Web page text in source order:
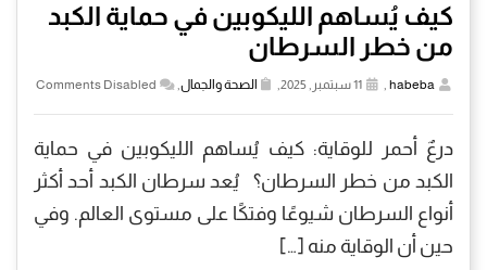
كيف يُساهم الليكوبين في حماية الكبد
من خطر السرطان
habeba
, الصحة والجمال,
Comments Disabled
درعٌ أحمر للوقاية: كيف يُساهم الليكوبين في حماية
الكبد من خطر السرطان؟ يُعد سرطان الكبد أحد أكثر
أنواع السرطان شيوعًا وفتكًا على مستوى العالم. وفي
حين أن الوقاية منه […]